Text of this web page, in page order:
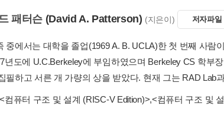
패터슨 (David A. Patterson) (지은이) 저자파일
중에서는 대학을 졸업(1969 A. B. UCLA)한 첫 번째 사람
년도에 U.C.Berkeley에 부임하였으며 Berkeley CS 학부
필하고 서른 개 가량의 상을 받았다. 현재 그는 RAD Lab
<컴퓨터 구조 및 설계 (RISC-V Edition)>,<컴퓨터 구조 및